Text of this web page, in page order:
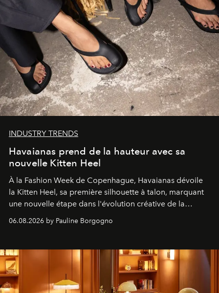
INDUSTRY TRENDS
Havaianas prend de la hauteur avec sa
nouvelle Kitten Heel
À la Fashion Week de Copenhague, Havaianas dévoile
la Kitten Heel, sa première silhouette à talon, marquant
une nouvelle étape dans l'évolution créative de la
06.08.2026 by Pauline Borgogno